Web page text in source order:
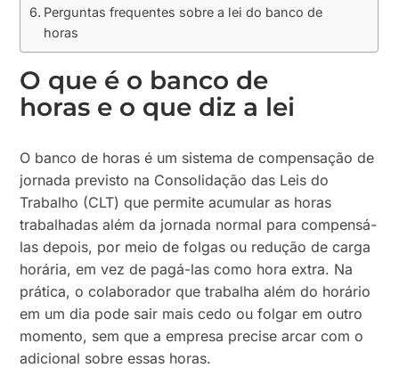
Perguntas frequentes sobre a lei do banco de
horas
O que é o banco de
horas e o que diz a lei
O banco de horas é um sistema de compensação de
jornada previsto na Consolidação das Leis do
Trabalho (CLT) que permite acumular as horas
trabalhadas além da jornada normal para compensá-
las depois, por meio de folgas ou redução de carga
horária, em vez de pagá-las como hora extra. Na
prática, o colaborador que trabalha além do horário
em um dia pode sair mais cedo ou folgar em outro
momento, sem que a empresa precise arcar com o
adicional sobre essas horas.